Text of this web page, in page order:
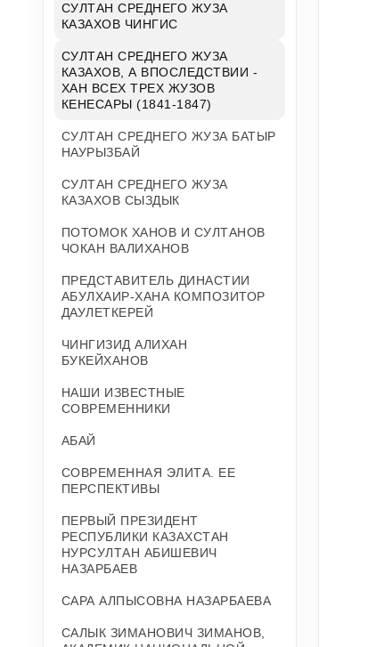
СУЛТАН СРЕДНЕГО ЖУЗА
КАЗАХОВ ЧИНГИС
СУЛТАН СРЕДНЕГО ЖУЗА
КАЗАХОВ, А ВПОСЛЕДСТВИИ -
ХАН ВСЕХ ТРЕХ ЖУЗОВ
КЕНЕСАРЫ (1841-1847)
СУЛТАН СРЕДНЕГО ЖУЗА БАТЫР
НАУРЫЗБАЙ
СУЛТАН СРЕДНЕГО ЖУЗА
КАЗАХОВ СЫЗДЫК
ПОТОМОК ХАНОВ И СУЛТАНОВ
ЧОКАН ВАЛИХАНОВ
ПРЕДСТАВИТЕЛЬ ДИНАСТИИ
АБУЛХАИР-ХАНА КОМПОЗИТОР
ДАУЛЕТКЕРЕЙ
ЧИНГИЗИД АЛИХАН
БУКЕЙХАНОВ
НАШИ ИЗВЕСТНЫЕ
СОВРЕМЕННИКИ
АБАЙ
СОВРЕМЕННАЯ ЭЛИТА. ЕЕ
ПЕРСПЕКТИВЫ
ПЕРВЫЙ ПРЕЗИДЕНТ
РЕСПУБЛИКИ КАЗАХСТАН
НУРСУЛТАН АБИШЕВИЧ
НАЗАРБАЕВ
САРА АЛПЫСОВНА НАЗАРБАЕВА
САЛЫК ЗИМАНОВИЧ ЗИМАНОВ,